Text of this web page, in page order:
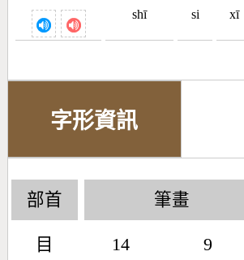
shī
si
xī
字形資訊
部首
目
筆畫
14 9